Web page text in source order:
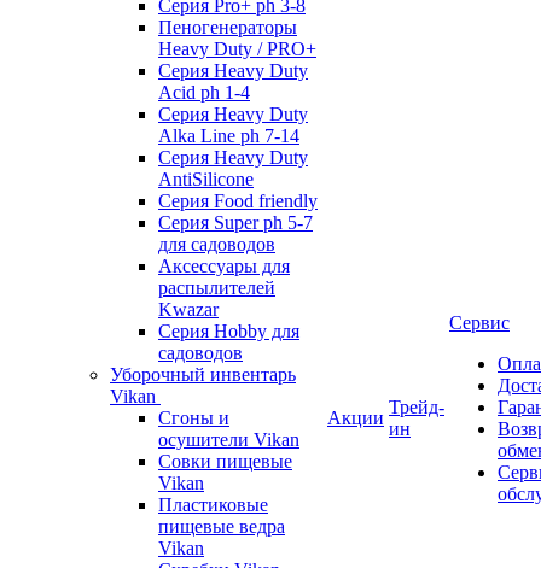
Серия Pro+ ph 3-8
Пеногенераторы
Heavy Duty / PRO+
Серия Heavy Duty
Acid ph 1-4
Серия Heavy Duty
Alka Line ph 7-14
Серия Heavy Duty
AntiSilicone
Серия Food friendly
Серия Super ph 5-7
для садоводов
Аксессуары для
распылителей
Kwazar
Серия Hobby для
садоводов
Уборочный инвентарь
Vikan
Сгоны и
осушители Vikan
Совки пищевые
Vikan
Пластиковые
пищевые ведра
Vikan
Акции
Трейд-
ин
Сервис